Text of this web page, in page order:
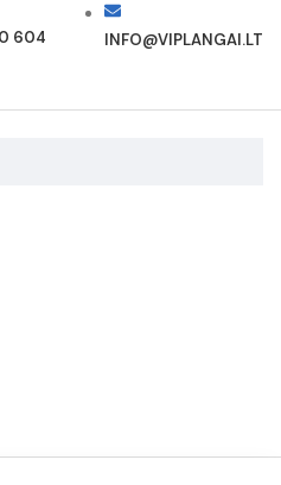
604
INFO@VIPLANGAI.LT